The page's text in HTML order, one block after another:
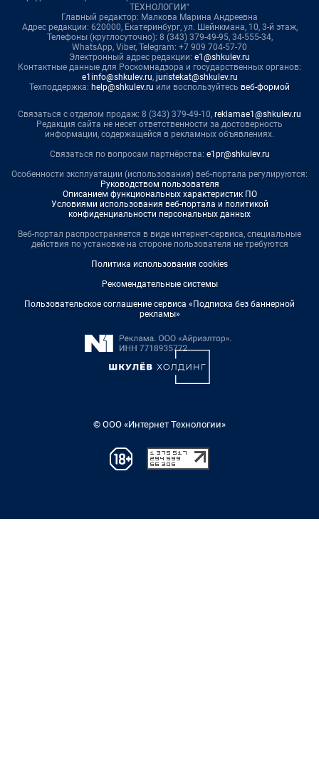
ТЕХНОЛОГИИ"
Главный редактор: Малкова Марина Андреевна
Адрес редакции: 620000, Екатеринбург, ул. Шейнкмана, 10, 3-й этаж,
Телефоны (круглосуточно): 8 (343) 379-49-95, 34-555-34,
WhatsApp, Viber, Telegram: +7 909 704-57-70
Электронный адрес редакции: e1@shkulev.ru
Контактные данные для Роскомнадзора и государственных органов:
e1info@shkulev.ru, juristekat@shkulev.ru
Техподдержка: help@shkulev.ru или воспользуйтесь веб-формой
Связаться с отделом продаж: 8 (343) 379-49-10, reklamae1@shkulev.ru
Редакция сайта не несет ответственности за достоверность
информации, содержащейся в рекламных объявлениях.
Связаться по вопросам партнёрства: e1pr@shkulev.ru
Особенности эксплуатации (использования) веб-портала регулируются:
Руководством пользователя
Описанием функциональных характеристик ПО
Условиями использования веб-портала и политикой
конфиденциальности персональных данных
Веб-портал распространяется в виде интернет-сервиса, специальные
действия по установке на стороне пользователя не требуются
Политика использования cookies
Рекомендательные системы
Пользовательское соглашение сервиса «Подписка без баннерной
рекламы»
© ООО «Интернет Технологии»